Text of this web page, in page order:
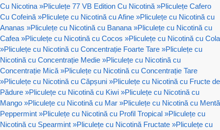
Cu Nicotina »Pliculețe 77 VB Edition Cu Nicotină »Pliculețe Cafero
Cu Cofeină »Pliculețe cu Nicotină cu Afine »Pliculețe cu Nicotină cu
Ananas »Pliculețe cu Nicotină cu Banana »Pliculețe cu Nicotină cu
Cafea »Pliculețe cu Nicotină cu Cocos »Pliculețe cu Nicotină cu Cola
»Pliculețe cu Nicotină cu Concentrație Foarte Tare »Pliculețe cu
Nicotină cu Concentrație Medie »Pliculețe cu Nicotină cu
Concentrație Mică »Pliculețe cu Nicotină cu Concentrație Tare
»Pliculețe cu Nicotină cu Căpșuni »Pliculețe cu Nicotină cu Fructe de
Pădure »Pliculețe cu Nicotină cu Kiwi »Pliculețe cu Nicotină cu
Mango »Pliculețe cu Nicotină cu Mar »Pliculețe cu Nicotină cu Mentă
Peppermint »Pliculețe cu Nicotină cu Profil Tropical »Pliculețe cu
Nicotină cu Spearmint »Pliculețe cu Nicotină Fructate »Pliculețe cu